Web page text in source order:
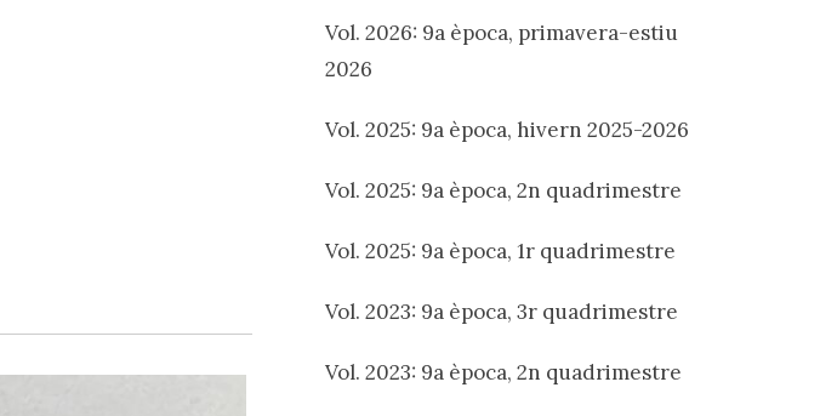
Vol. 2026: 9a època, primavera-estiu
2026
Vol. 2025: 9a època, hivern 2025-2026
Vol. 2025: 9a època, 2n quadrimestre
Vol. 2025: 9a època, 1r quadrimestre
Vol. 2023: 9a època, 3r quadrimestre
Vol. 2023: 9a època, 2n quadrimestre